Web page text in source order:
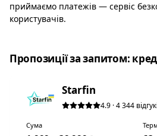
приймаємо платежів — сервіс
користувачів.
Starfin
4.9 · 4 344
Сума